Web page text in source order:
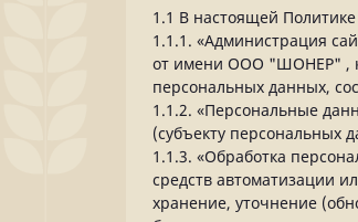
1.1 В настоящей
1.1.1. «Администрация
от имени ООО "ШОНЕР" ,
персональных данных,
1.1.2. «Персональные
(субъекту персональных
1.1.3. «Обработка
средств автоматизации
хранение, уточнение